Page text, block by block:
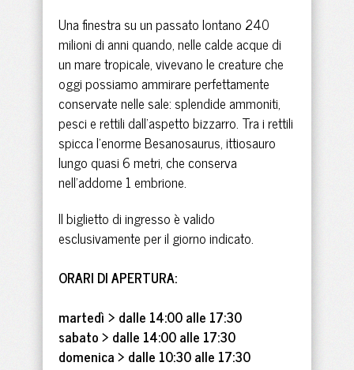
Una finestra su un passato lontano 240
milioni di anni quando, nelle calde acque di
un mare tropicale, vivevano le creature che
oggi possiamo ammirare perfettamente
conservate nelle sale: splendide ammoniti,
pesci e rettili dall’aspetto bizzarro. Tra i rettili
spicca l’enorme Besanosaurus, ittiosauro
lungo quasi 6 metri, che conserva
nell’addome 1 embrione.
ll biglietto di ingresso è valido
esclusivamente per il giorno indicato.
ORARI DI APERTURA:
martedì > dalle 14:00 alle 17:30
sabato > dalle 14:00 alle 17:30
domenica > dalle 10:30 alle 17:30